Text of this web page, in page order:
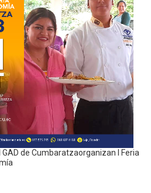
de Cumbaratzaorganizan I Feria